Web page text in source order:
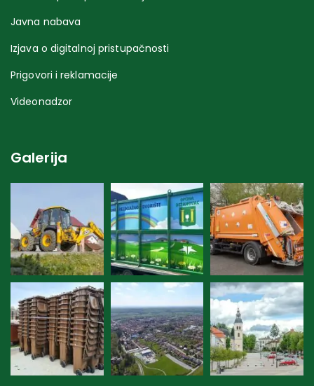
Javna nabava
Izjava o digitalnoj pristupačnosti
Prigovori i reklamacije
Videonadzor
Galerija